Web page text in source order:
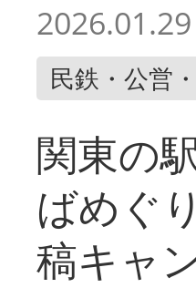
2026.01.29
民鉄・公営
関東の
ばめぐ
稿キャ